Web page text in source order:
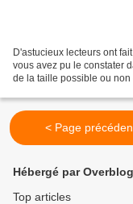
D'astucieux lecteurs ont
vous avez pu le constater
de la taille possible ou non
< Page
Hébergé par Overblog
Top articles